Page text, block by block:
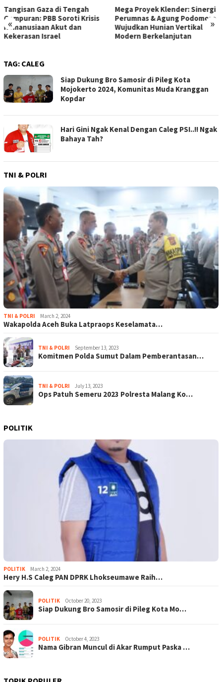
« »
Mega Proyek Klender: Sinergi
Perumnas & Agung Podomoro
Wujudkan Hunian Vertikal
Modern Berkelanjutan
Dari Ambang Putus Sekolah
ke Gerbang Beasiswa: Kisah
Inspiratif Anna di Sekolah
Rakyat
TAG: CALEG
Siap Dukung Bro Samosir di Pileg Kota
Mojokerto 2024, Komunitas Muda Kranggan
Kopdar
Hari Gini Ngak Kenal Dengan Caleg PSI..!! Ngak
Bahaya Tah?
TNI & POLRI
TNI & POLRI March 2, 2024
Wakapolda Aceh Buka Latpraops Keselamata…
TNI & POLRI September 13, 2023
Komitmen Polda Sumut Dalam Pemberantasan…
TNI & POLRI July 13, 2023
Ops Patuh Semeru 2023 Polresta Malang Ko…
POLITIK
POLITIK March 2, 2024
Hery H.S Caleg PAN DPRK Lhokseumawe Raih…
POLITIK October 20, 2023
Siap Dukung Bro Samosir di Pileg Kota Mo…
POLITIK October 4, 2023
Nama Gibran Muncul di Akar Rumput Paska …